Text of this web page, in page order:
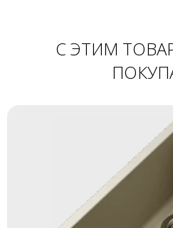
С ЭТИМ